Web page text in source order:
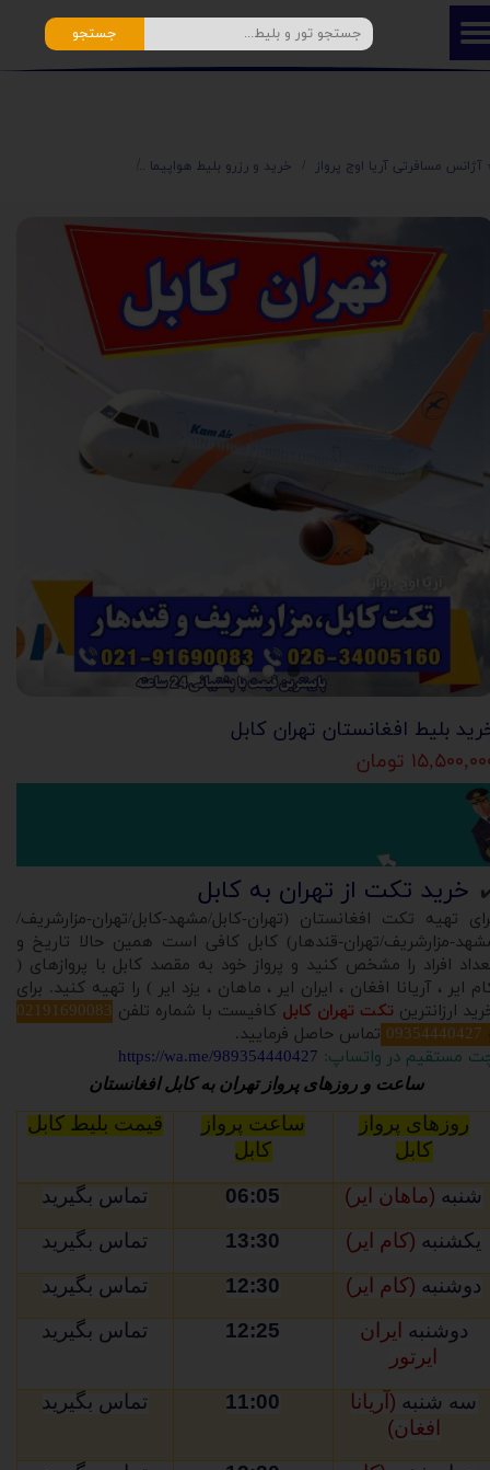
جستجو
آژانس مسافرتی آریا اوج پرواز خرید و رزرو بلیط هواپیما
بلیط افغانستان تهران کابل
تومان
خرید تکت از تهران به کابل
تهیه تکت افغانستان (تهران-کابل/مشهد-کابل/تهران-مزارشریف/
مزارشریف/تهران-قندهار) کابل کافی است همین حالا تاریخ و
افراد را مشخص کنید و پرواز خود به مقصد کابل با پروازهای (
ایر ، آریانا افغان ، ایران ایر ، ماهان ، یزد ایر ) را تهیه کنید. برای
ارزانترین تکت تهران کابل کافیست با شماره تلفن 02191690083
تماس حاصل فرمایید.
مستقیم در واتساپ: https://wa.me/989354440427
ساعت و روزهای پرواز تهران به کابل افغانستان
روزهای پرواز
کابل
ساعت پرواز
کابل
قیمت بلیط کابل
شنبه (ماهان ایر) 06:05
تماس بگیرید
یکشنبه (کام ایر) 13:30
تماس بگیرید
دوشنبه (کام ایر) 12:30
تماس بگیرید
دوشنبه ایران
ایرتور
12:25 تماس بگیرید
سه شنبه (آریانا
افغان)
11:00 تماس بگیرید